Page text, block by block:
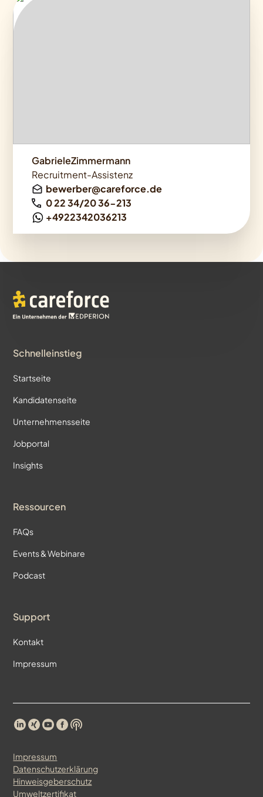
GabrieleZimmermann
Recruitment-Assistenz
bewerber@careforce.de
0 22 34/20 36-213
+4922342036213
Schnelleinstieg
Startseite
Kandidatenseite
Unternehmensseite
Jobportal
Insights
Ressourcen
FAQs
Events & Webinare
Podcast
Support
Kontakt
Impressum
Impressum
Datenschutzerklärung
Hinweisgeberschutz
Umweltzertifikat